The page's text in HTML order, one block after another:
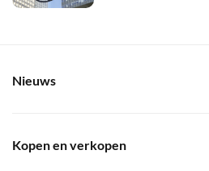
Nieuws
Kopen en verkopen